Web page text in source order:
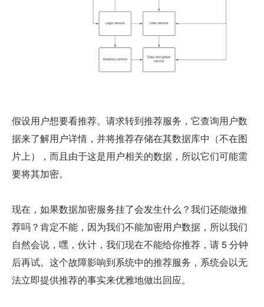
假设用户想要看推荐。请求转到推荐服务，它查询用户数
据来了解用户详情，并将推荐存储在其数据库中（不在图
片上），而且由于这是用户相关的数据，所以它们可能需
要将其加密。
现在，如果数据加密服务挂了会发生什么？我们还能做推
荐吗？肯定不能，因为我们不能加密用户数据，所以我们
自然会说，嘿，伙计，我们现在不能给你推荐，请 5 分钟
后再试。这个故障影响到系统中的推荐服务，系统会以无
法立即提供推荐的事实来优雅地做出回应。